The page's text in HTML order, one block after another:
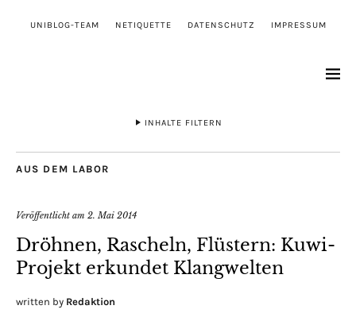
UNIBLOG-TEAM NETIQUETTE DATENSCHUTZ IMPRESSUM
INHALTE FILTERN
AUS DEM LABOR
Veröffentlicht am 2. Mai 2014
Dröhnen, Rascheln, Flüstern: Kuwi-
Projekt erkundet Klangwelten
written by Redaktion